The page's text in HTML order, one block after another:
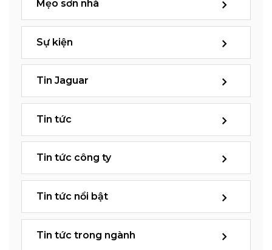
Mẹo sơn nhà
Sự kiện
Tin Jaguar
Tin tức
Tin tức công ty
Tin tức nổi bật
Tin tức trong ngành